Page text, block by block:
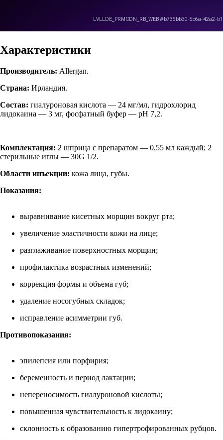
Характеристики
Производитель: Allergan.
Страна: Ирландия.
Состав: гиалуроновая кислота — 24 мг/мл, гидрохлорид
лидокаина — 3 мг, фосфатный буфер — pH 7,2.
Комплектация: 2 шприца с препаратом — 0,55 мл каждый; 2
стерильные иглы — 30G 1/2.
Области инъекции: кожа лица, губы.
Показания:
выравнивание кисетных морщин вокруг рта;
увеличение эластичности кожи на лице;
разглаживание поверхностных морщин;
профилактика возрастных изменений;
коррекция формы и объема губ;
удаление носогубных складок;
исправление асимметрии губ.
Противопоказания:
эпилепсия или порфирия;
беременность и период лактации;
непереносимость гиалуроновой кислоты;
повышенная чувствительность к лидокаину;
склонность к образованию гипертрофированных рубцов.